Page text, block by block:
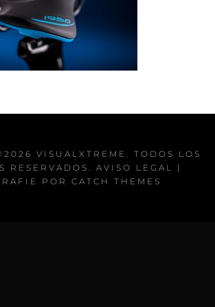
VISUALXTREME . TODOS LOS
RESERVADOS. AVISO LEGAL
|
POR CATCH THEMES